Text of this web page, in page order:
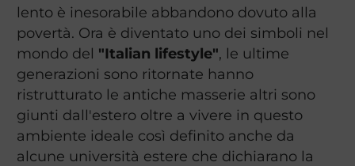
lento è inesorabile abbandono dovuto alla
povertà. Ora è diventato uno dei simboli nel
mondo del "Italian lifestyle", le ultime
generazioni sono ritornate hanno
ristrutturato le antiche masserie altri sono
giunti dall'estero oltre a vivere in questo
ambiente ideale così definito anche da
alcune università estere che dichiarano la